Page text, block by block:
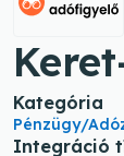
Kategória
Pénzügy/
Integráció